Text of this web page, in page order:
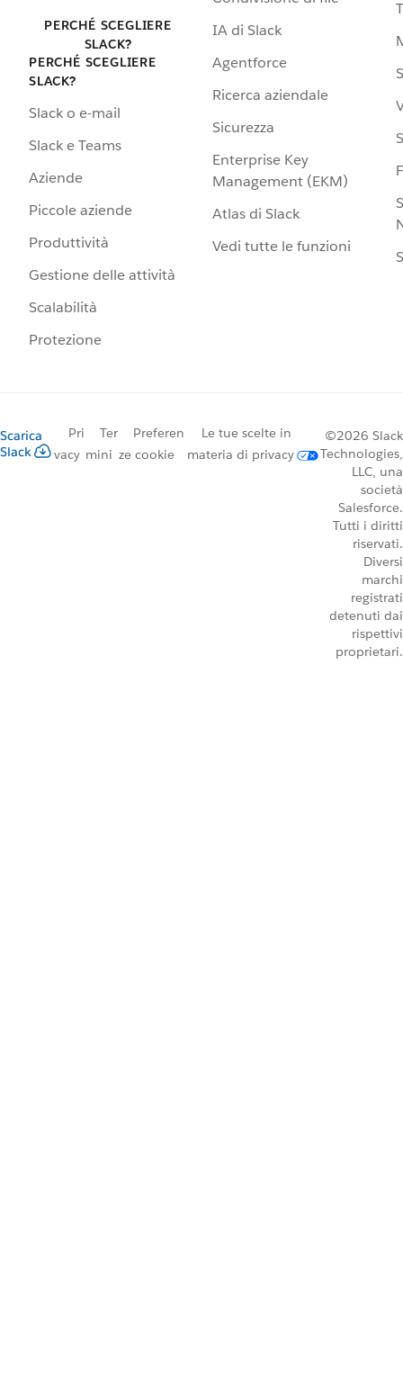
PERCHÉ SCEGLIERE
SLACK?
PERCHÉ SCEGLIERE
SLACK?
Slack o e-mail
Slack e Teams
Aziende
Piccole aziende
Produttività
Gestione delle attività
Scalabilità
Protezione
IA di Slack
Agentforce
Ricerca aziendale
Sicurezza
Enterprise Key
Management (EKM)
Atlas di Slack
Vedi tutte le funzioni
Scarica
Slack
Pri
vacy
Ter
mini
Preferen
ze cookie
Le tue scelte in
materia di privacy
©2026 Slack
Technologies,
LLC, una
società
Salesforce.
Tutti i diritti
riservati.
Diversi
marchi
registrati
detenuti dai
rispettivi
proprietari.